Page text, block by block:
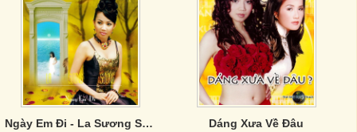
Ngày Em Đi - La Sương Sương Dáng Xưa Về Đâu